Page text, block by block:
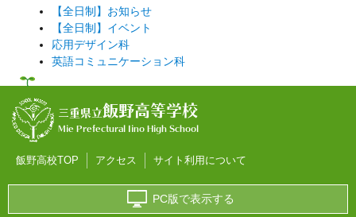
【全日制】お知らせ
【全日制】イベント
応用デザイン科
英語コミュニケーション科
三重県立飯野高等学校
Mie Prefectural Iino High School
飯野高校TOP アクセス サイト利用について
PC版で表示する